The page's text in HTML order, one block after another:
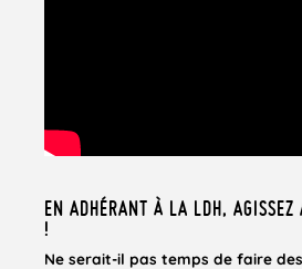
EN ADHÉRANT À LA LDH, AGISSEZ
!
Ne serait-il pas temps de faire